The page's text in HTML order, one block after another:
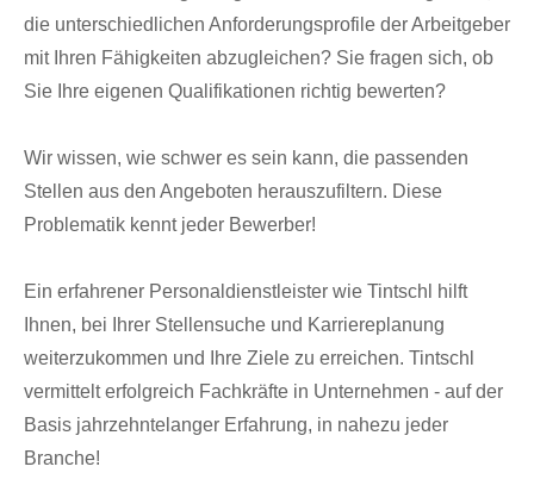
die unterschiedlichen Anforderungsprofile der Arbeitgeber
mit Ihren Fähigkeiten abzugleichen? Sie fragen sich, ob
Sie Ihre eigenen Qualifikationen richtig bewerten?
Wir wissen, wie schwer es sein kann, die passenden
Stellen aus den Angeboten herauszufiltern. Diese
Problematik kennt jeder Bewerber!
Ein erfahrener Personaldienstleister wie Tintschl hilft
Ihnen, bei Ihrer Stellensuche und Karriereplanung
weiterzukommen und Ihre Ziele zu erreichen. Tintschl
vermittelt erfolgreich Fachkräfte in Unternehmen - auf der
Basis jahrzehntelanger Erfahrung, in nahezu jeder
Branche!